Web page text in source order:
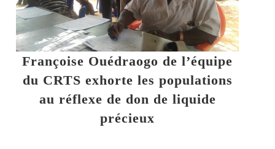
Françoise Ouédraogo de l’équipe
du CRTS exhorte les populations
au réflexe de don de liquide
précieux